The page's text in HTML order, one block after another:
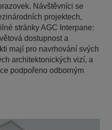
Návštěvníci se
projektech,
stránky AGC Interpane:
dostupnost a
mají pro navrhování svých
architektonických vizí, a
podpořeno odborným